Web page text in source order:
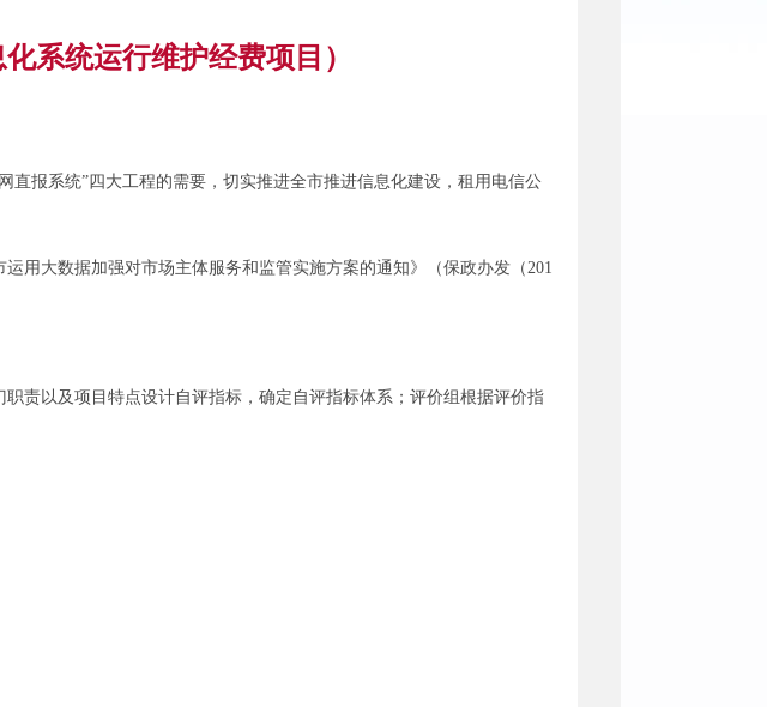
系统运行维护经费项目）
报系统”四大工程的需要，切实推进全市推进信息化建设，租用电信公
用大数据加强对市场主体服务和监管实施方案的通知》（保政办发（201
责以及项目特点设计自评指标，确定自评指标体系；评价组根据评价指